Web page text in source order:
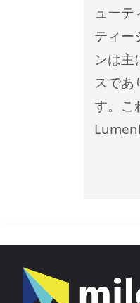
ュー
ティー
ンは主
スで
す。こ